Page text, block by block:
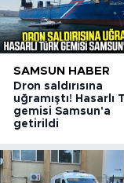
SAMSUN HABER
Dron saldırısına
uğramıştı! Hasarlı
gemisi Samsun'a
getirildi